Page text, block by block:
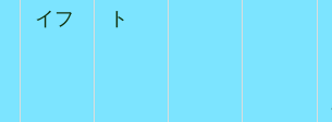
イフ
ト